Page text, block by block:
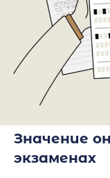
Значение
экзаменах